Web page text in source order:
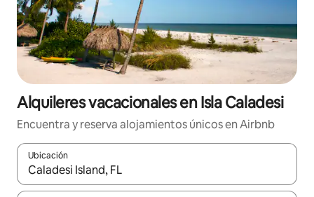
Alquileres vacacionales en Isla Caladesi
Encuentra y reserva alojamientos únicos en Airbnb
Ubicación
Cuando los resultados estén disponibles, navega con las